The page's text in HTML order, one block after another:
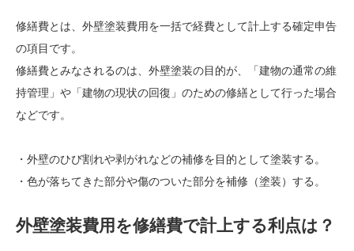
修繕費とは、外壁塗装費用を一括で経費として計上する確定申告
の項目です。
修繕費とみなされるのは、外壁塗装の目的が、「建物の通常の維
持管理」や「建物の現状の回復」のための修繕として行った場合
などです。
・外壁のひび割れや剥がれなどの補修を目的として塗装する。
・色が落ちてきた部分や傷のついた部分を補修（塗装）する。
外壁塗装費用を修繕費で計上する利点は？